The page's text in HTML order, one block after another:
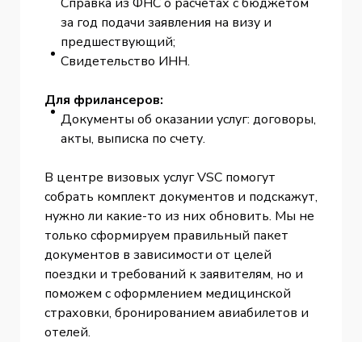
за год подачи заявления на визу и
предшествующий;
Свидетельство ИНН.
Для фрилансеров:
Документы об оказании услуг: договоры,
акты, выписка по счету.
В центре визовых услуг VSC помогут
собрать комплект документов и подскажут,
нужно ли какие-то из них обновить. Мы не
только сформируем правильный пакет
документов в зависимости от целей
поездки и требований к заявителям, но и
поможем с оформлением медицинской
страховки, бронированием авиабилетов и
отелей.